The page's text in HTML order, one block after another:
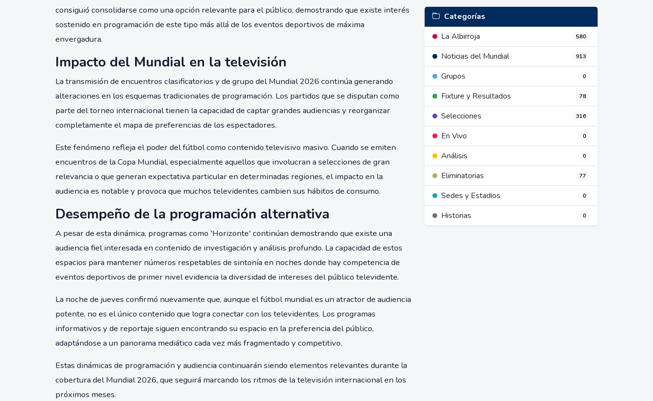
consiguió consolidarse como una opción relevante para el público, demostrando que existe interés
sostenido en programación de este tipo más allá de los eventos deportivos de máxima
envergadura.
Impacto del Mundial en la televisión
La transmisión de encuentros clasificatorios y de grupo del Mundial 2026 continúa generando
alteraciones en los esquemas tradicionales de programación. Los partidos que se disputan como
parte del torneo internacional tienen la capacidad de captar grandes audiencias y reorganizar
completamente el mapa de preferencias de los espectadores.
Este fenómeno refleja el poder del fútbol como contenido televisivo masivo. Cuando se emiten
encuentros de la Copa Mundial, especialmente aquellos que involucran a selecciones de gran
relevancia o que generan expectativa particular en determinadas regiones, el impacto en la
audiencia es notable y provoca que muchos televidentes cambien sus hábitos de consumo.
Desempeño de la programación alternativa
A pesar de esta dinámica, programas como 'Horizonte' continúan demostrando que existe una
audiencia fiel interesada en contenido de investigación y análisis profundo. La capacidad de estos
espacios para mantener números respetables de sintonía en noches donde hay competencia de
eventos deportivos de primer nivel evidencia la diversidad de intereses del público televidente.
La noche de jueves confirmó nuevamente que, aunque el fútbol mundial es un atractor de audiencia
potente, no es el único contenido que logra conectar con los televidentes. Los programas
informativos y de reportaje siguen encontrando su espacio en la preferencia del público,
adaptándose a un panorama mediático cada vez más fragmentado y competitivo.
Estas dinámicas de programación y audiencia continuarán siendo elementos relevantes durante la
cobertura del Mundial 2026, que seguirá marcando los ritmos de la televisión internacional en los
próximos meses.
Categorías
La Albirroja
580
Noticias del Mundial 913
Grupos 0
Fixture y Resultados 78
Selecciones 316
En Vivo 0
Análisis 0
Eliminatorias 77
Sedes y Estadios 0
Historias 0